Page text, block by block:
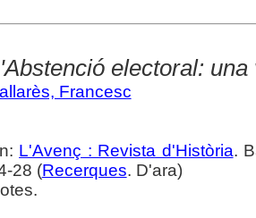
electoral:
Francesc
L'Avenç : Revista d'Història.
28 (Recerques. D'ara)